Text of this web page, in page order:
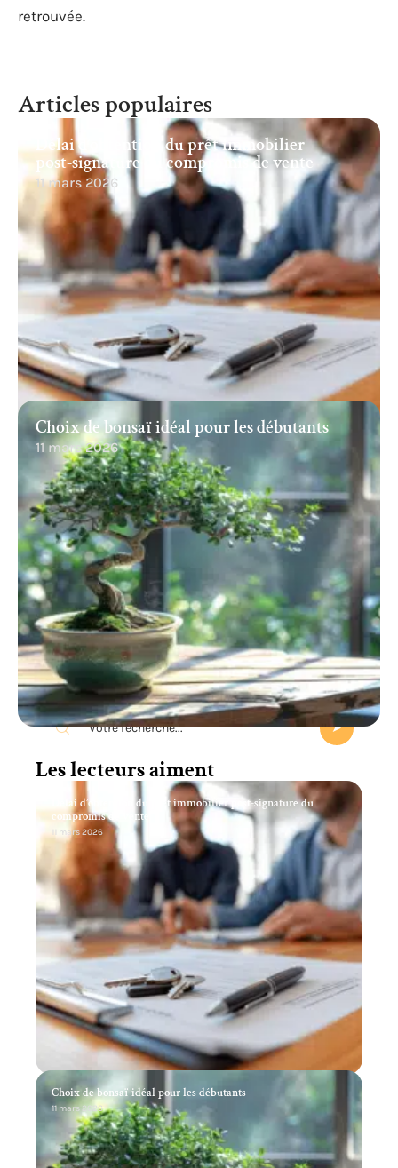
retrouvée.
Articles populaires
Délai d’obtention du prêt immobilier
post-signature du compromis de vente
11 mars 2026
Choix de bonsaï idéal pour les débutants
11 mars 2026
Recherche
Les lecteurs aiment
Délai d’obtention du prêt immobilier post-signature du
compromis de vente
11 mars 2026
Choix de bonsaï idéal pour les débutants
11 mars 2026